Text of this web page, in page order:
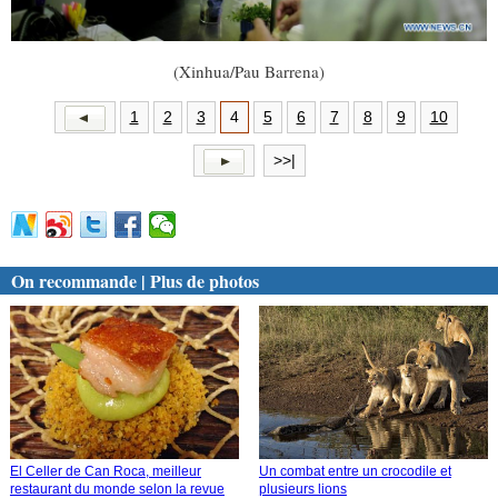
(Xinhua/Pau Barrena)
1 2 3 4 5 6 7 8 9 10
>>|
On recommande | Plus de photos
El Celler de Can Roca, meilleur
restaurant du monde selon la revue
Un combat entre un crocodile et
plusieurs lions